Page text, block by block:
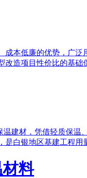
本低廉的优势，广
造项目性价比的基础
建材，凭借轻质保温
白银地区基建工程用
料​